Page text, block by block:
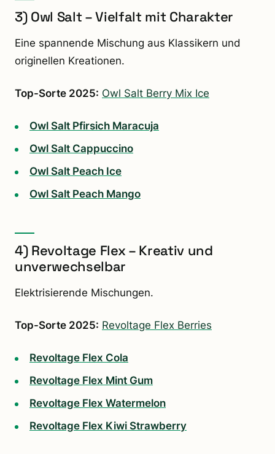
3) Owl Salt – Vielfalt mit Charakter
Eine spannende Mischung aus Klassikern und
originellen Kreationen.
Top-Sorte 2025: Owl Salt Berry Mix Ice
Owl Salt Pfirsich Maracuja
Owl Salt Cappuccino
Owl Salt Peach Ice
Owl Salt Peach Mango
4) Revoltage Flex – Kreativ und
unverwechselbar
Elektrisierende Mischungen.
Top-Sorte 2025: Revoltage Flex Berries
Revoltage Flex Cola
Revoltage Flex Mint Gum
Revoltage Flex Watermelon
Revoltage Flex Kiwi Strawberry